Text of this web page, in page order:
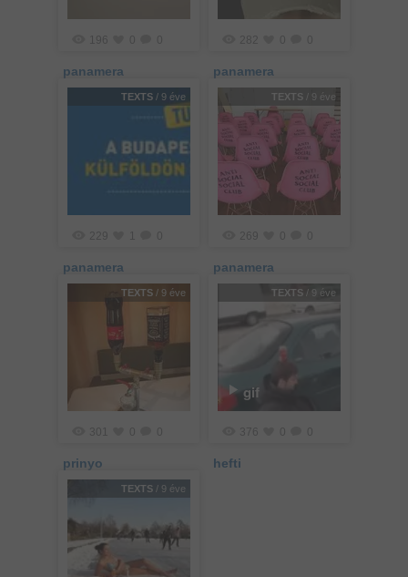
196
panamera
282
panamera
TEXTS / 9 éve
229
panamera
TEXTS / 9 éve
269
panamera
TEXTS / 9 éve
301
prinyo
gif
TEXTS / 9 éve
376
hefti
TEXTS / 9 éve